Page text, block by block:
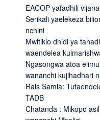
EACOP yafadhili
Serikali yaelekeza
nchini
Mwitikio dhidi ya
waendelea
Ngasongwa atoa
wananchi kujihadhari
Rais Samia:
TADB
Chatanda : Mikopo